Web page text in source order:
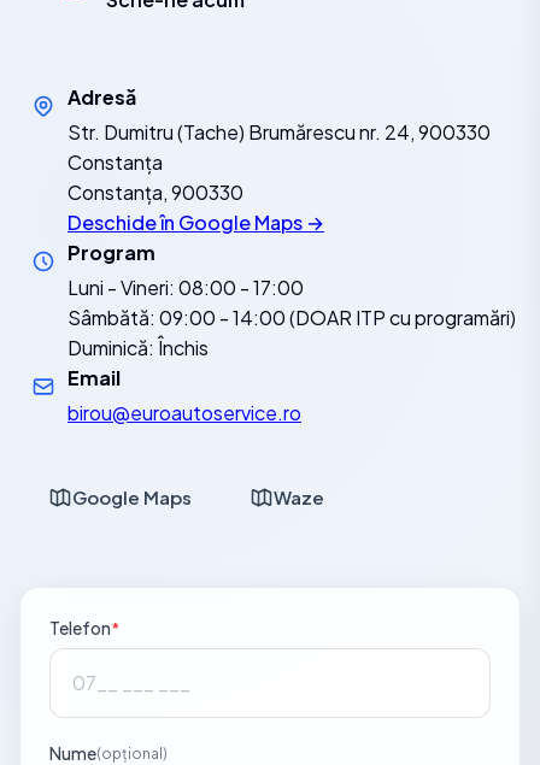
Adresă
Str. Dumitru (Tache) Brumărescu nr. 24, 900330
Constanța
Constanța, 900330
Deschide în Google Maps →
Program
Luni - Vineri: 08:00 - 17:00
Sâmbătă: 09:00 - 14:00 (DOAR ITP cu programări)
Duminică: Închis
Email
birou@euroautoservice.ro
Google Maps Waze
Telefon*
Nume(opțional)